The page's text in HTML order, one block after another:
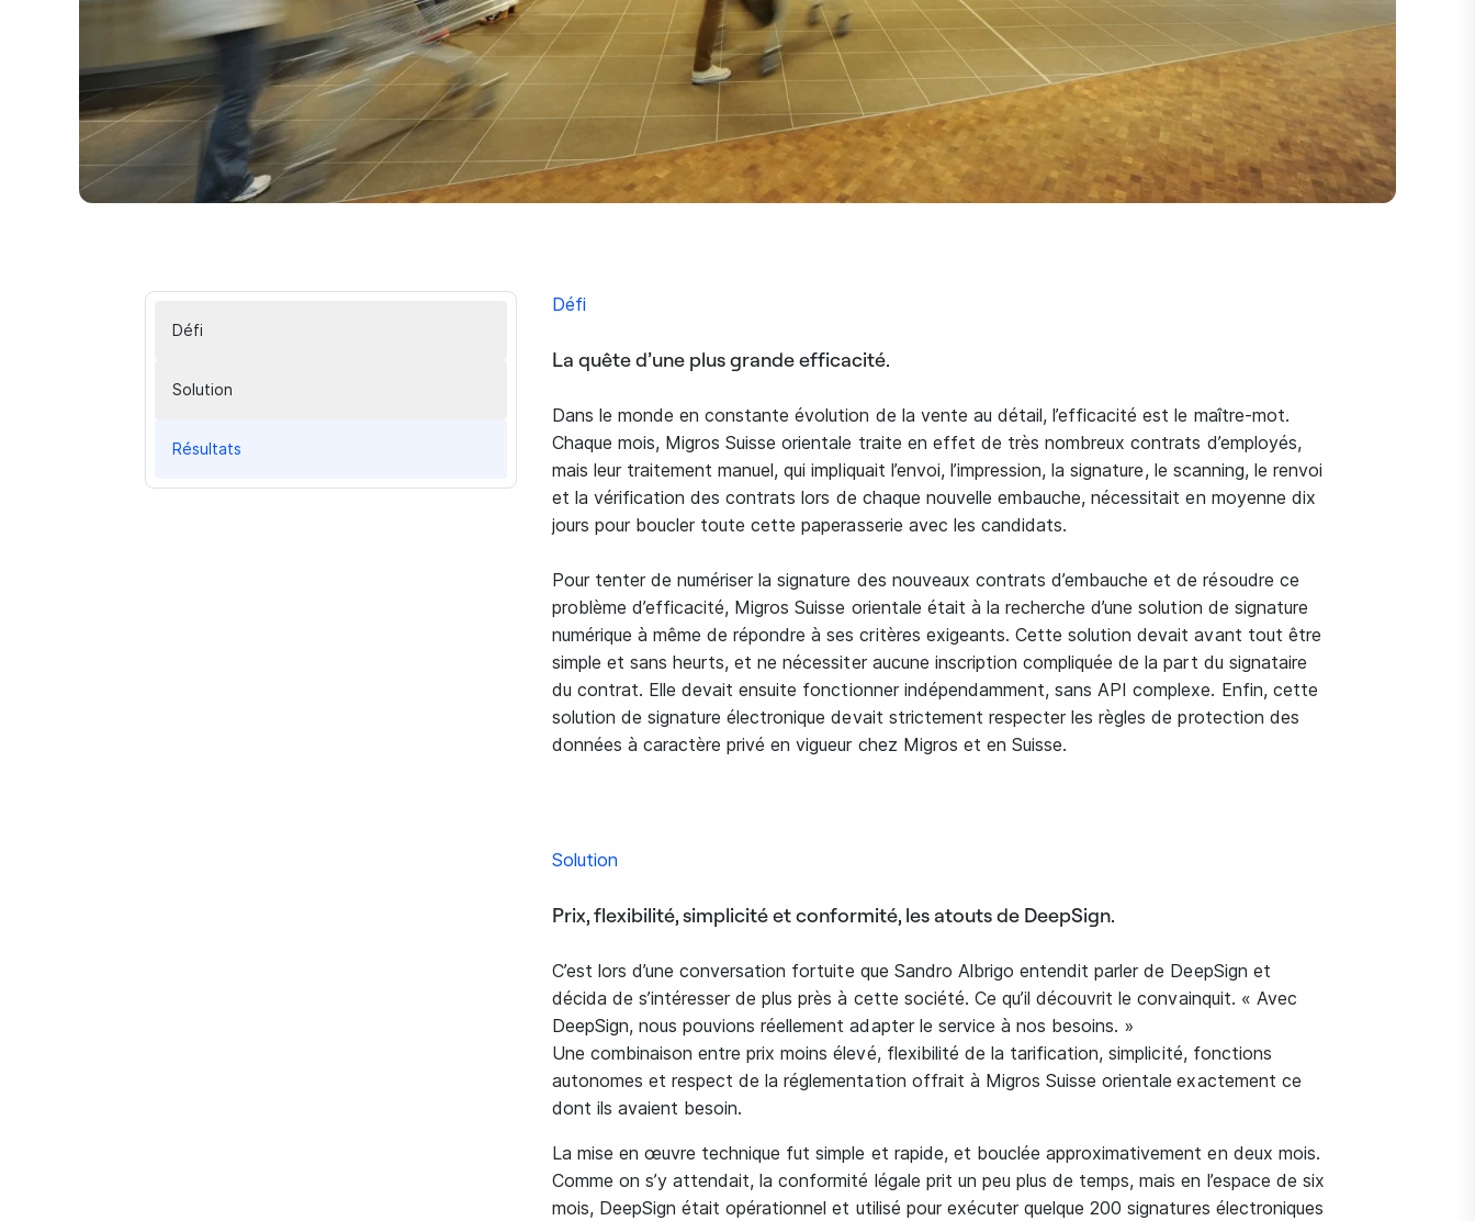
Défi
Solution
Résultats
Défi
La quête d’une plus grande efficacité.
Dans le monde en constante évolution de la vente au détail, l’efficacité est le maître-mot.
Chaque mois, Migros Suisse orientale traite en effet de très nombreux contrats d’employés,
mais leur traitement manuel, qui impliquait l’envoi, l’impression, la signature, le scanning, le renvoi
et la vérification des contrats lors de chaque nouvelle embauche, nécessitait en moyenne dix
jours pour boucler toute cette paperasserie avec les candidats.
Pour tenter de numériser la signature des nouveaux contrats d’embauche et de résoudre ce
problème d’efficacité, Migros Suisse orientale était à la recherche d’une solution de signature
numérique à même de répondre à ses critères exigeants. Cette solution devait avant tout être
simple et sans heurts, et ne nécessiter aucune inscription compliquée de la part du signataire
du contrat. Elle devait ensuite fonctionner indépendamment, sans API complexe. Enfin, cette
solution de signature électronique devait strictement respecter les règles de protection des
données à caractère privé en vigueur chez Migros et en Suisse.
Solution
Prix, flexibilité, simplicité et conformité, les atouts de DeepSign.
C’est lors d’une conversation fortuite que Sandro Albrigo entendit parler de DeepSign et
décida de s’intéresser de plus près à cette société. Ce qu’il découvrit le convainquit. « Avec
DeepSign, nous pouvions réellement adapter le service à nos besoins. »
Une combinaison entre prix moins élevé, flexibilité de la tarification, simplicité, fonctions
autonomes et respect de la réglementation offrait à Migros Suisse orientale exactement ce
dont ils avaient besoin.
La mise en œuvre technique fut simple et rapide, et bouclée approximativement en deux mois.
Comme on s’y attendait, la conformité légale prit un peu plus de temps, mais en l’espace de six
mois, DeepSign était opérationnel et utilisé pour exécuter quelque 200 signatures électroniques